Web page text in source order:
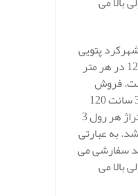
پتویی
3 سانتی متر دانسیته 120 در هر متر
است. فروش
عایق پشم سنگ پتویی 3 سانت 120
رولی انجام می شود و متراژ هر رول 3
می باشد. به عبارتی
سفارشی می
بالا می